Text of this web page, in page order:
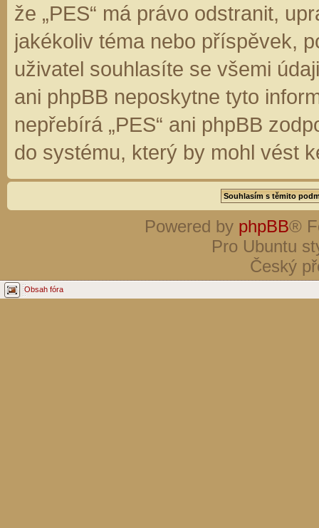
že „PES“ má právo odstranit,
jakékoliv téma nebo příspěvek,
uživatel souhlasíte se všemi
ani phpBB neposkytne tyto
nepřebírá „PES“ ani phpBB
do systému, který by mohl vést
Powered by phpBB®
Pro Ubuntu
Český
Obsah fóra